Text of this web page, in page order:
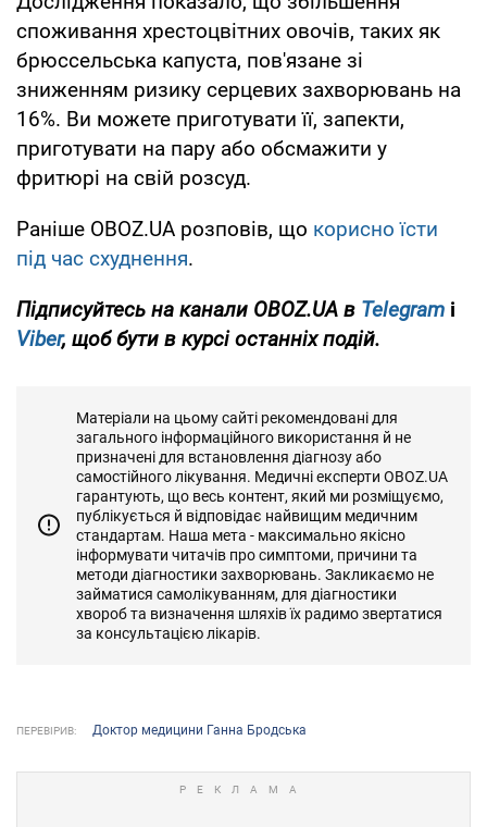
споживання хрестоцвітних овочів, таких як
брюссельська капуста, пов'язане зі
зниженням ризику серцевих захворювань на
16%. Ви можете приготувати її, запекти,
приготувати на пару або обсмажити у
фритюрі на свій розсуд.
Раніше OBOZ.UA розповів, що корисно їсти
під час схуднення.
Підписуйтесь на канали OBOZ.UA в Telegram і
Viber, щоб бути в курсі останніх подій.
Матеріали на цьому сайті рекомендовані для
загального інформаційного використання й не
призначені для встановлення діагнозу або
самостійного лікування. Медичні експерти OBOZ.UA
гарантують, що весь контент, який ми розміщуємо,
публікується й відповідає найвищим медичним
стандартам. Наша мета - максимально якісно
інформувати читачів про симптоми, причини та
методи діагностики захворювань. Закликаємо не
займатися самолікуванням, для діагностики
хвороб та визначення шляхів їх радимо звертатися
за консультацією лікарів.
ПЕРЕВІРИВ: Доктор медицини Ганна Бродська